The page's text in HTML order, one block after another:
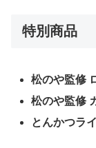
特別商品
松のや監修
松のや監修
とんかつラ